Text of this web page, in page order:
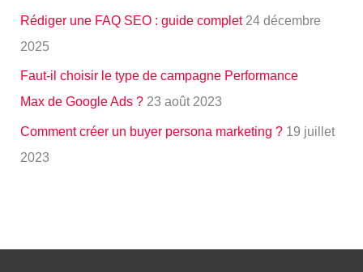
Rédiger une FAQ SEO : guide complet 24 décembre
2025
Faut-il choisir le type de campagne Performance
Max de Google Ads ? 23 août 2023
Comment créer un buyer persona marketing ? 19 juillet
2023